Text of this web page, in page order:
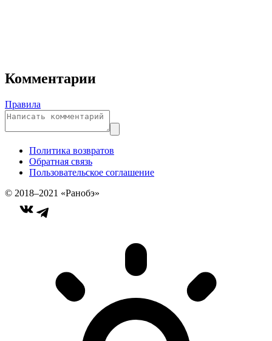
Комментарии
Правила
Политика возвратов
Обратная связь
Пользовательское соглашение
© 2018–2021 «Ранобэ»